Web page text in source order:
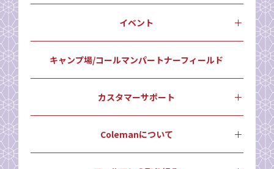
イベント
キャンプ場/コールマンパートナーフィールド
カスタマーサポート
Colemanについて